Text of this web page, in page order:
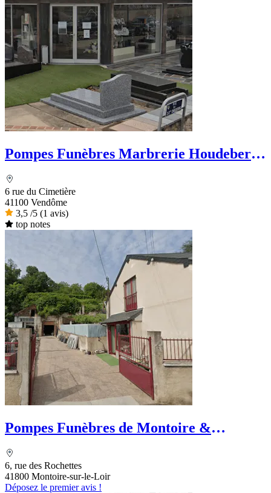
Pompes Funèbres Marbrerie Houdebert
6 rue du Cimetière
41100 Vendôme
3,5 /5 (1 avis)
top notes
Pompes Funèbres de Montoire &
6, rue des Rochettes
41800 Montoire-sur-le-Loir
Déposez le premier avis !